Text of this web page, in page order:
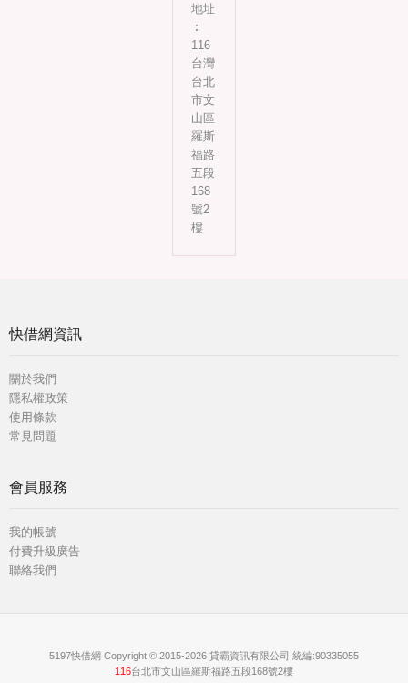
地址
︰
116
台灣
台北
市文
山區
羅斯
福路
五段
168
號2
樓
快借網資訊
關於我們
隱私權政策
使用條款
常見問題
會員服務
我的帳號
付費升級廣告
聯絡我們
5197快借網 Copyright © 2015-2026 貸霸資訊有限公司 統編:90335055
116台北市文山區羅斯福路五段168號2樓